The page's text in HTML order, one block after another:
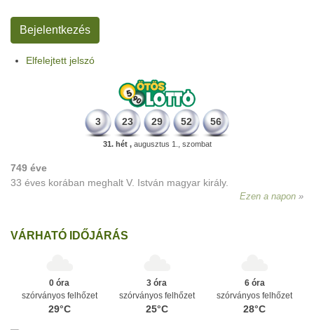
Elfelejtett jelszó
3 23 29 52 56
31. hét ,augusztus 1., szombat
749 éve
33 éves korában meghalt V. István magyar király.
Ezen a napon
VÁRHATÓ IDŐJÁRÁS
0 óra
szórványos felhőzet
29°C
3 óra
szórványos felhőzet
25°C
6 óra
szórványos felhőzet
28°C